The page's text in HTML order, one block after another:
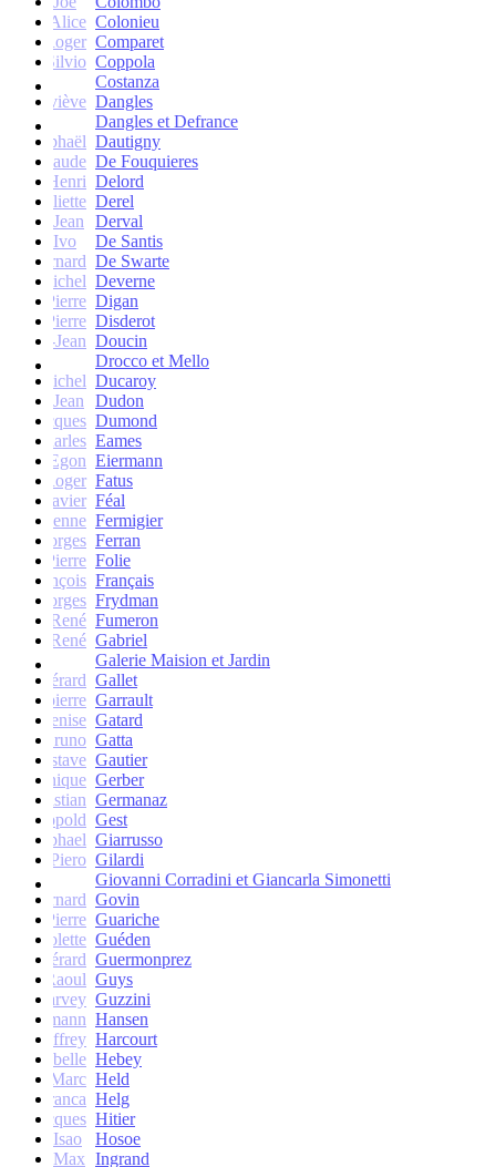
Alice Colonieu
Roger Comparet
Silvio Coppola
Costanza
Geneviève Dangles
Dangles et Defrance
Raphaël Dautigny
Claude De Fouquieres
Henri Delord
Juliette Derel
Jean
Derval
Ivo
De Santis
Bernard De Swarte
Michel Deverne
Pierre Digan
Pierre Disderot
André-Jean Doucin
Drocco et Mello
Michel Ducaroy
Jean
Dudon
Jacques Dumond
Charles Eames
Egon Eiermann
Roger Fatus
Xavier Féal
Etienne Fermigier
Georges Ferran
Pierre Folie
François Français
Georges Frydman
René Fumeron
René Gabriel
Galerie Maision et Jardin
Gérard Gallet
Jean-pierre Garrault
Denise Gatard
Bruno Gatta
Gustave Gautier
Monique Gerber
Christian Germanaz
Léopold Gest
Raphael Giarrusso
Piero Gilardi
Giovanni Corradini et Giancarla Simonetti
Bernard Govin
Pierre Guariche
Colette Guéden
Gérard Guermonprez
Raoul Guys
Harvey Guzzini
Lehmann Hansen
Geoffrey Harcourt
Isabelle Hebey
Marc Held
Franca Helg
Jacques Hitier
Isao
Hosoe
Max Ingrand